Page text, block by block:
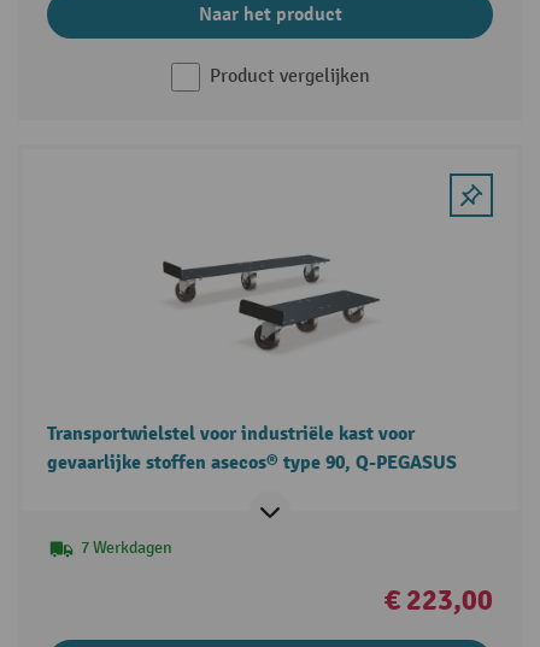
Naar het product
Product vergelijken
Transportwielstel voor industriële kast voor
gevaarlijke stoffen asecos® type 90, Q-PEGASUS
7 Werkdagen
€ 223,00